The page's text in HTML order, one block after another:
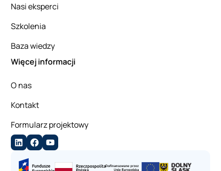
Nasi eksperci
Szkolenia
Baza wiedzy
Więcej informacji
O nas
Kontakt
Formularz projektowy